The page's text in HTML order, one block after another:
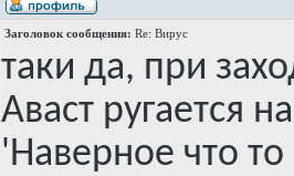
Заголовок сообщения: Re: Вирус
таки да, при
Аваст ругается
'Наверное что